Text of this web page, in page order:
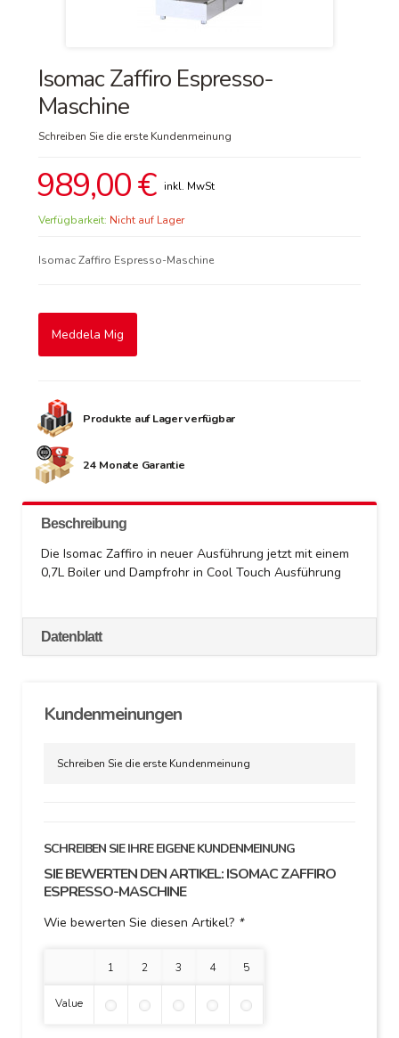
Isomac Zaffiro Espresso-
Maschine
Schreiben Sie die erste Kundenmeinung
989,00 €
Verfügbarkeit: Nicht auf Lager
Isomac Zaffiro Espresso-Maschine
Meddela Mig
Produkte auf Lager verfügbar
24 Monate Garantie
Beschreibung
Die Isomac Zaffiro in neuer Ausführung jetzt mit einem
0,7L Boiler und Dampfrohr in Cool Touch Ausführung
Datenblatt
Kundenmeinungen
Schreiben Sie die erste Kundenmeinung
SCHREIBEN SIE IHRE EIGENE KUNDENMEINUNG
SIE BEWERTEN DEN ARTIKEL:ISOMAC ZAFFIRO
ESPRESSO-MASCHINE
Wie bewerten Sie diesen Artikel? *
1 Stern 2 Sterne3 Sterne4 Sterne5 Sterne
Value